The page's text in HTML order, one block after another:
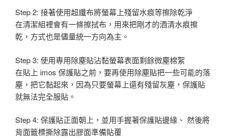
Step 2: 接著使用超纖布將螢幕上殘留水痕等擦除乾淨
在清潔組裡會有一條擦拭布，用來把剛才的酒清水痕擦
乾，方式也是儘量統一方向為主。
Step 3: 使用專用除塵貼沾黏螢幕表面剩餘微塵棉絮
在貼上 imos 保護貼之前，要再使用除塵貼把一些可能的落
塵，把它黏起來，因為只要螢幕上還有殘留灰塵，保護貼
就無法完全服貼。
Step 4: 保護貼正面朝上，並用手握著保護貼邊緣、 然後將
背面籤標撕除露出膠面準備貼覆